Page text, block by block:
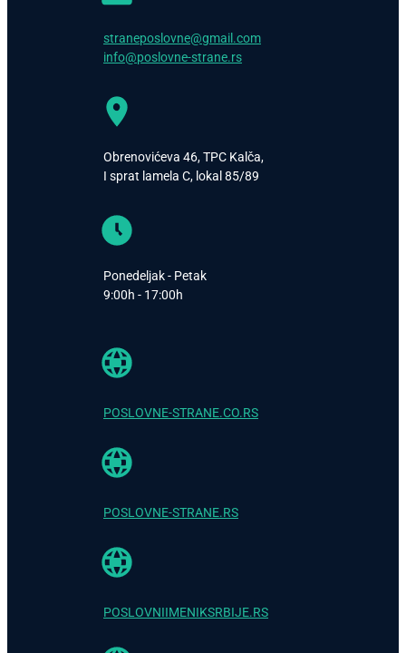
straneposlovne@gmail.com
info@poslovne-strane.rs
Obrenovićeva 46, TPC Kalča,
I sprat lamela C, lokal 85/89
Ponedeljak - Petak
9:00h - 17:00h
POSLOVNE-STRANE.CO.RS
POSLOVNE-STRANE.RS
POSLOVNIIMENIKSRBIJE.RS